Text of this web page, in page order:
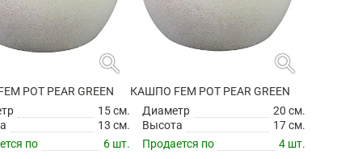
search
POT PEAR GREEN
15 см.
13 см.
по
6 шт.
search
КАШПО FEM POT PEAR GREEN
Диаметр
20 см.
Высота
17 см.
Продается по
4 шт.